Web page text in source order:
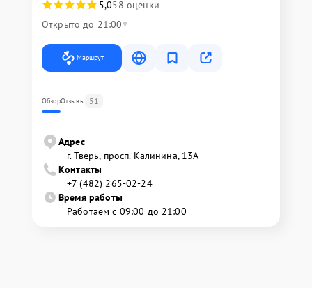
5,058 оценки
Открыто до 21:00
Маршрут
ОбзорОтзывы 51
Адрес
г. Тверь, просп. Калинина, 13А
Контакты
+7 (482) 265-02-24
Время работы
Работаем с 09:00 до 21:00